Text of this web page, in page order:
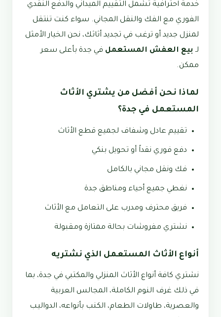
خدمة احترافية تشمل التقييم الميداني والدفع النقدي
الفوري مع الفك والنقل المجاني. سواء كنت تنتقل
لمنزل جديد أو ترغب في تجديد أثاثك، نحن الخيار الأمثل
لـ بيع العفش المستعمل في جدة بأعلى سعر
ممكن.
لماذا نحن أفضل من يشتري الأثاث
المستعمل في جدة؟
تقييم عادل وشفاف لجميع قطع الأثاث
دفع فوري نقداً أو تحويل بنكي
فك ونقل مجاني بالكامل
نغطي جميع أحياء ومناطق جدة
فريق محترف ومدرب على التعامل مع الأثاث
نشتري مفروشات بحالة ممتازة ومقبولة
أنواع الأثاث المستعمل الذي نشتريه
نشتري كافة أنواع الأثاث المنزلي والمكتبي في جدة، بما
في ذلك غرف النوم الكاملة، المجالس العربية
والعصرية، طاولات الطعام، الكنب بأنواعه، الدواليب